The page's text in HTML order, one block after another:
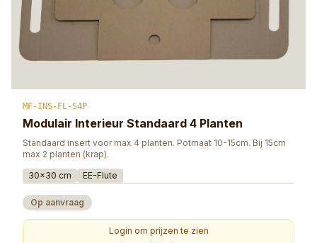
MF-INS-FL-S4P
Modulair Interieur Standaard 4 Planten
Standaard insert voor max 4 planten. Potmaat 10-15cm. Bij 15cm
max 2 planten (krap).
30×30 cm
EE-Flute
Op aanvraag
Login om prijzen te zien